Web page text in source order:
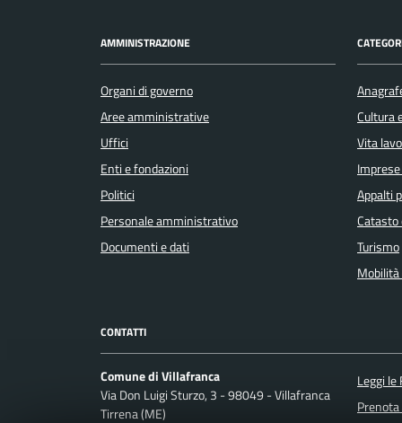
AMMINISTRAZIONE
Organi di governo
Aree amministrative
Uffici
Enti e fondazioni
Politici
Personale amministrativo
Documenti e dati
Cultura
Vita
Appalti
Turismo
CONTATTI
Comune di Villafranca
Via Don Luigi Sturzo, 3 - 98049 - Villafranca
Tirrena (ME)
Leggi le